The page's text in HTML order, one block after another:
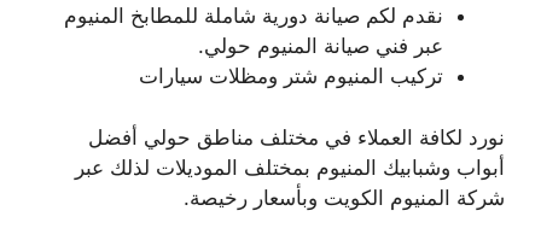
نقدم لكم صيانة دورية شاملة للمطابخ المنيوم
عبر فني صيانة المنيوم حولي.
تركيب المنيوم شتر ومظلات سيارات
نورد لكافة العملاء في مختلف مناطق حولي أفضل
أبواب وشبابيك المنيوم بمختلف الموديلات لذلك عبر
شركة المنيوم الكويت وبأسعار رخيصة.